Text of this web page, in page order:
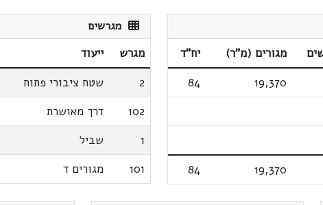
מגורים (מ"ר)
יח"ד
19,370
84
19,370
84
מגרשים
מגרש ייעוד
2
שטח ציבורי פתוח
102
דרך מאושרת
1
שביל
101
מגורים ד